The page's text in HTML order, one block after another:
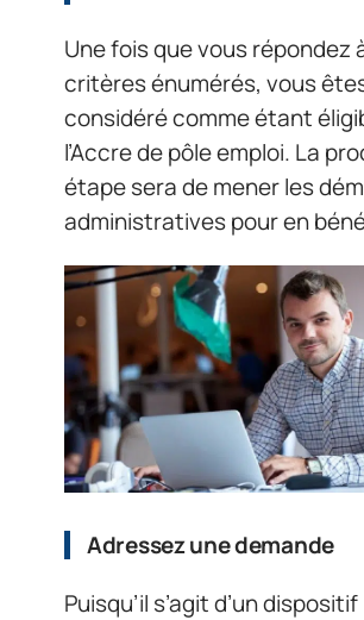
Une fois que vous répondez
critères énumérés, vous
considéré comme étant
l’Accre de pôle emploi. La
étape sera de mener les
administratives pour en
Adressez une demande
Puisqu’il s’agit d’un dispositif